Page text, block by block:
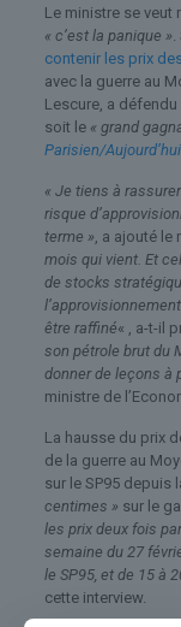
Le ministre se veut
« c’est la panique »
contenir les prix
avec la guerre au
Lescure, a
soit le « grand
Parisien/
« Je tiens à
risque
terme » , a ajouté le
mois qui vient. Et
de stocks
être raffiné« , a-t-il
son pétrole brut du
donner de leçons à
ministre de
La hausse du prix
de la guerre au
sur le SP95 depuis
centimes » sur le
les prix deux fois
semaine du 27
le SP95, et de 15 à
cette interview.